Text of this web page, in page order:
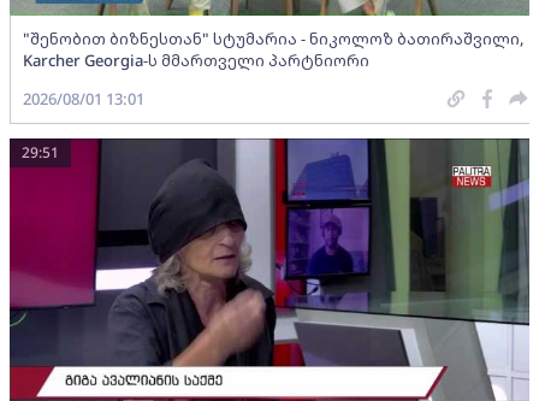
"შენობით ბიზნესთან" სტუმარია - ნიკოლოზ ბათირაშვილი,
Karcher Georgia-ს მმართველი პარტნიორი
2026/08/01 13:01
29:51